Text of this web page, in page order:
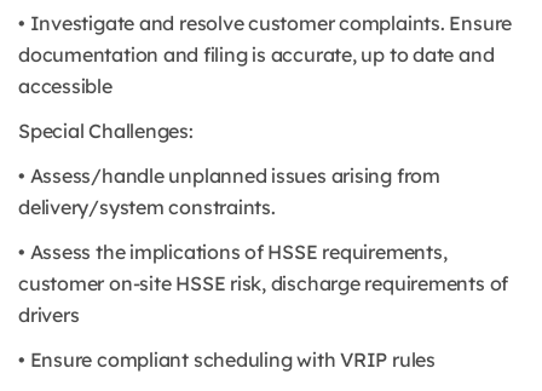
• Investigate and resolve customer complaints. Ensure
documentation and filing is accurate, up to date and
accessible
Special Challenges:
• Assess/handle unplanned issues arising from
delivery/system constraints.
• Assess the implications of HSSE requirements,
customer on-site HSSE risk, discharge requirements of
drivers
• Ensure compliant scheduling with VRIP rules